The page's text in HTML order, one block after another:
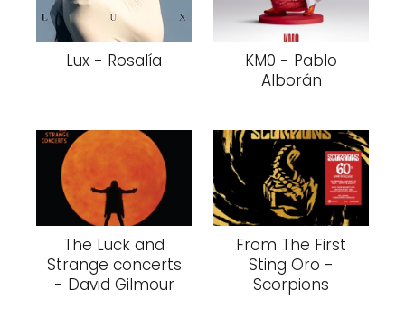
Lux - Rosalía
KM0 - Pablo
Alborán
The Luck and
Strange concerts
- David Gilmour
From The First
Sting Oro -
Scorpions